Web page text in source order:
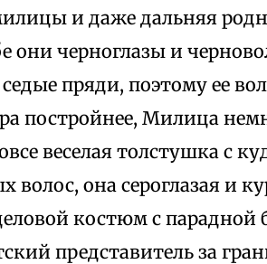
и даже дальняя
они черноглазы и
пряди, поэтому ее
постройнее, Милица
веселая толстушка с
волос, она сероглазая и
костюм с
представитель за